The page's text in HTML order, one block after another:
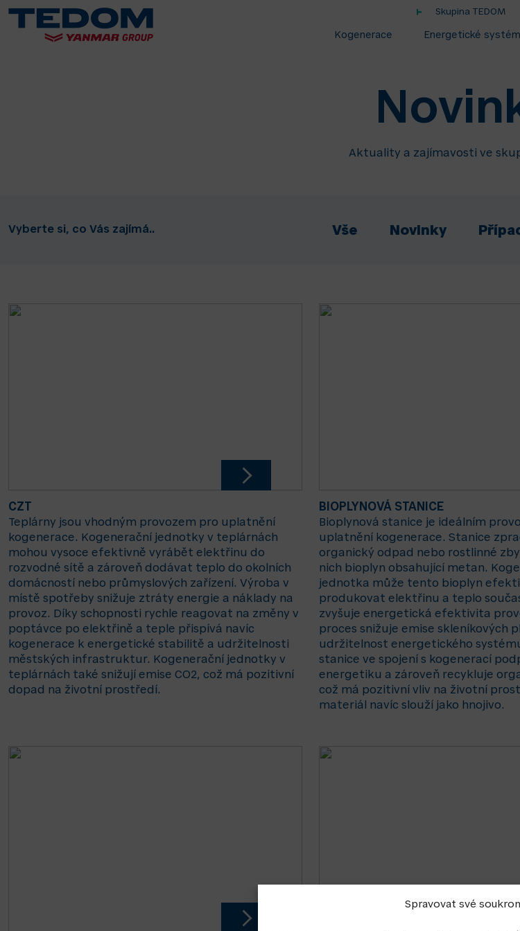
Spravovat své
Skupina TEDOM
Kogenerace Energetické
Aktuality a zajímavosti ve
Vyberte si, co Vás zajímá.. Vše Novinky
CZT
Teplárny jsou vhodným provozem pro uplatnění
kogenerace. Kogenerační jednotky v teplárnách
mohou vysoce efektivně vyrábět elektřinu do
rozvodné sítě a zároveň dodávat teplo do okolních
domácností nebo průmyslových zařízení. Výroba v
místě spotřeby snižuje ztráty energie a náklady na
provoz. Díky schopnosti rychle reagovat na změny v
poptávce po elektřině a teple přispívá navíc
kogenerace k energetické stabilitě a udržitelnosti
městských infrastruktur. Kogenerační jednotky v
teplárnách také snižují emise CO2, což má pozitivní
dopad na životní prostředí.
BIOPLYNOVÁ STANICE
Bioplynová stanice je ideálním
uplatnění kogenerace. Stanice
organický odpad nebo rostlinné
nich bioplyn obsahující metan.
jednotka může tento bioplyn
produkovat elektřinu a teplo
zvyšuje energetická efektivita
proces snižuje emise skleníkových
udržitelnost energetického
stanice ve spojení s kogenerací
energetiku a zároveň recykluje
což má pozitivní vliv na životní
materiál navíc slouží jako hnojivo.